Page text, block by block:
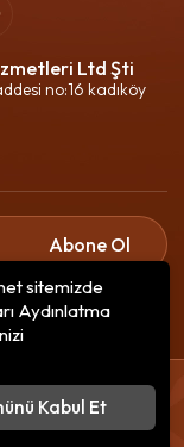
Ltd Şti
no:16 kadıköy
Abone Ol
almayı kabul
hakları saklıdır.
sitemizde
Aydınlatma
Kabul Et